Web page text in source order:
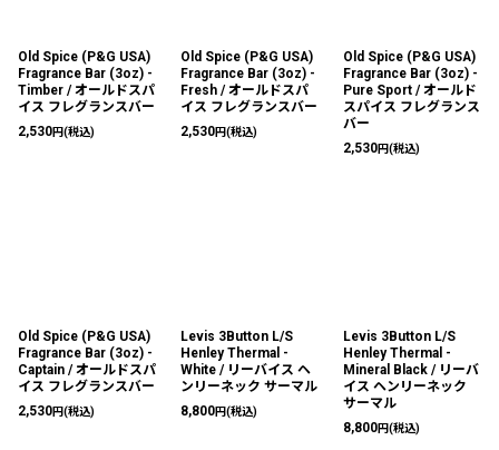
Old Spice (P&G USA)
Fragrance Bar (3oz) -
Timber / オールドスパ
イス フレグランスバー
2,530円(税込)
Old Spice (P&G USA)
Fragrance Bar (3oz) -
Fresh / オールドスパ
イス フレグランスバー
2,530円(税込)
Old Spice (P&G USA)
Fragrance Bar (3oz) -
Pure Sport / オールド
スパイス フレグランス
バー
2,530円(税込)
Old Spice (P&G USA)
Fragrance Bar (3oz) -
Captain / オールドスパ
イス フレグランスバー
2,530円(税込)
Levis 3Button L/S
Henley Thermal -
White / リーバイス ヘ
ンリーネック サーマル
8,800円(税込)
Levis 3Button L/S
Henley Thermal -
Mineral Black / リーバ
イス ヘンリーネック
サーマル
8,800円(税込)